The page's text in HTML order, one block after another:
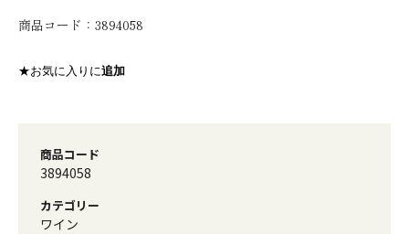
商品コード： 3894058
★お気に入りに追加
商品コード
3894058
カテゴリー
ワイン